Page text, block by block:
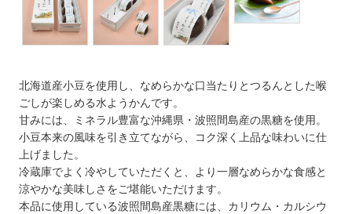
北海道産小豆を使用し、なめらかな口当たりとつるんとした喉
ごしが楽しめる水ようかんです。
甘みには、ミネラル豊富な沖縄県・波照間島産の黒糖を使用。
小豆本来の風味を引き立てながら、コク深く上品な味わいに仕
上げました。
冷蔵庫でよく冷やしていただくと、より一層なめらかな食感と
涼やかな美味しさをご堪能いただけます。
本品に使用している波照間島産黒糖には、カリウム・カルシウ